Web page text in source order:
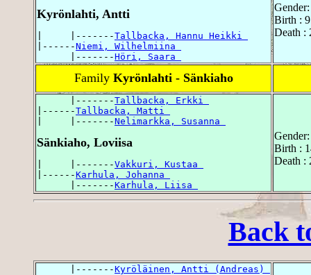
Kyrönlahti, Antti
|     |-------Tallbacka, Hannu Heikki
|------Niemi, Wilhelmiina
      |-------
Höri, Saara
Birth :
Death :
Family Kyrönlahti - Sänkiaho
      |-------
Tallbacka, Erkki
|------Tallbacka, Matti
|     |-------Nelimarkka, Susanna
Sänkiaho, Loviisa
|     |-------Vakkuri, Kustaa
|------Karhula, Johanna
      |-------
Karhula, Liisa
Birth :
Death :
Back
      |-------
Kyröläinen, Antti (Andreas)